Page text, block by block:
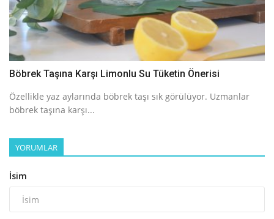
Böbrek Taşına Karşı Limonlu Su Tüketin Önerisi
Özellikle yaz aylarında böbrek taşı sık görülüyor. Uzmanlar
böbrek taşına karşı...
YORUMLAR
İsim